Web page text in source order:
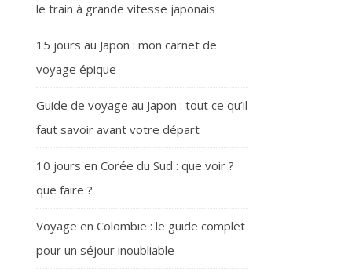
le train à grande vitesse japonais
15 jours au Japon : mon carnet de
voyage épique
Guide de voyage au Japon : tout ce qu’il
faut savoir avant votre départ
10 jours en Corée du Sud : que voir ?
que faire ?
Voyage en Colombie : le guide complet
pour un séjour inoubliable